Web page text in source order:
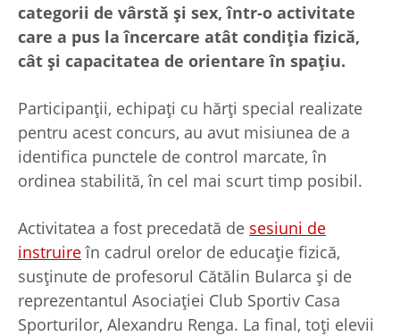
categorii de vârstă și sex, într-o activitate
care a pus la încercare atât condiția fizică,
cât și capacitatea de orientare în spațiu.
Participanții, echipați cu hărți special realizate
pentru acest concurs, au avut misiunea de a
identifica punctele de control marcate, în
ordinea stabilită, în cel mai scurt timp posibil.
Activitatea a fost precedată de sesiuni de
instruireîn cadrul orelor de educație fizică,
susținute de profesorul Cătălin Bularca și de
reprezentantul Asociației Club Sportiv Casa
Sporturilor, Alexandru Renga. La final, toți elevii